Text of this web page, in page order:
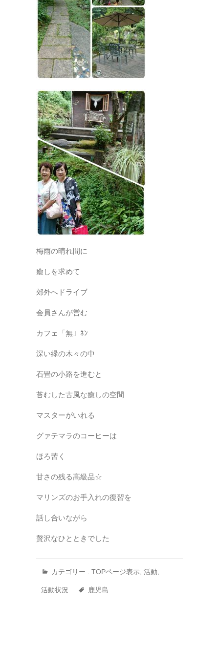
梅雨の晴れ間に
癒しを求めて
郊外へドライブ
会員さんが営む
カフェ「無」ﾈﾝ
深い緑の木々の中
石畳の小路を進むと
苔むした古風な癒しの空間
マスターがいれる
グァテマラのコーヒーは
ほろ苦く
甘さの残る高級品☆
マリンズのお手入れの復習を
話し合いながら
贅沢なひとときでした
カテゴリー : TOPページ表示 活動
活動状況 鹿児島